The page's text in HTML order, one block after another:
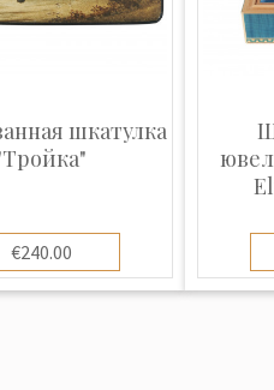
шкатулка
€240.00